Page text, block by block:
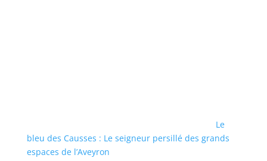
Le
bleu des Causses : Le seigneur persillé des grands
espaces de l’Aveyron